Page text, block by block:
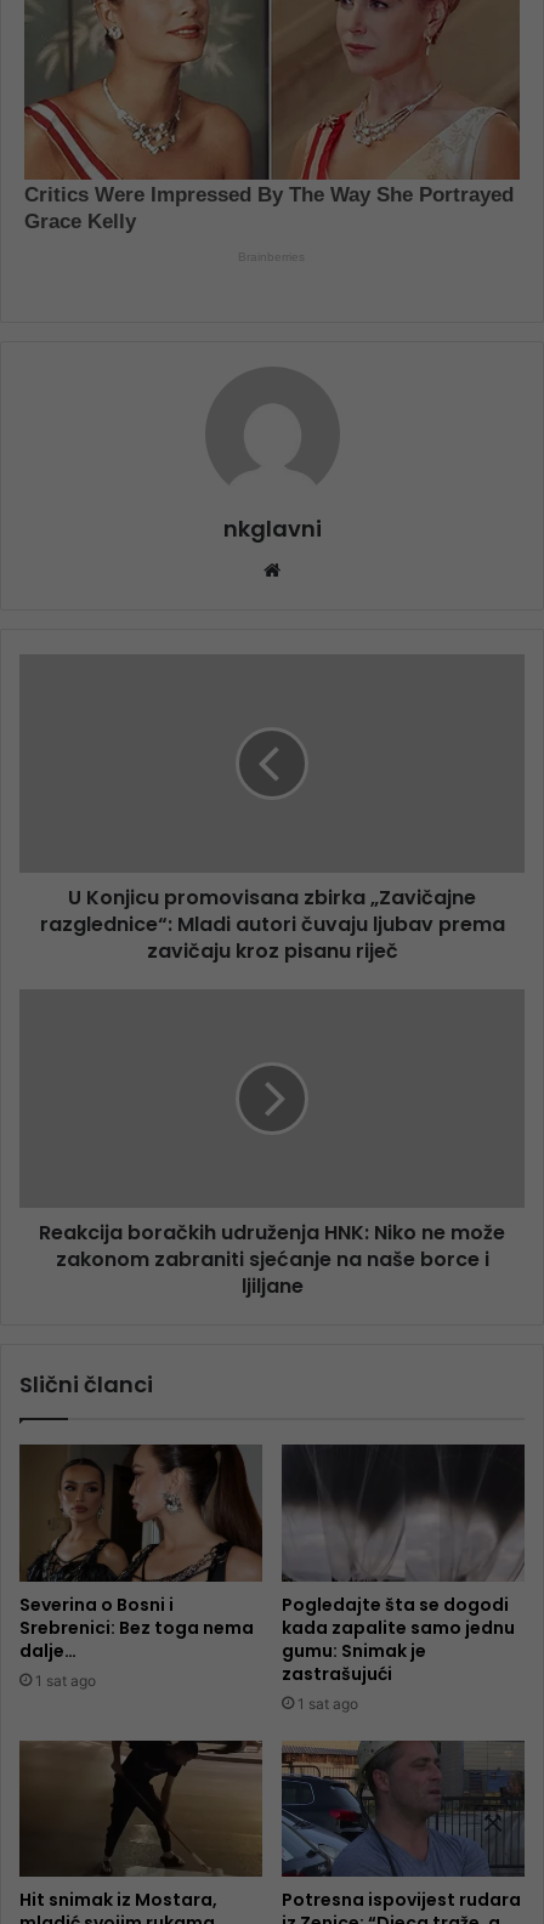
nkglavni
U Konjicu promovisana zbirka „Zavičajne
razglednice“: Mladi autori čuvaju ljubav prema
zavičaju kroz pisanu riječ
Reakcija boračkih udruženja HNK: Niko ne može
zakonom zabraniti sjećanje na naše borce i
ljiljane
Slični članci
Severina o Bosni i
Srebrenici: Bez toga nema
dalje…
1 sat ago
Pogledajte šta se dogodi
kada zapalite samo jednu
gumu: Snimak je
zastrašujući
1 sat ago
Hit snimak iz Mostara,
Potresna ispovijest rudara